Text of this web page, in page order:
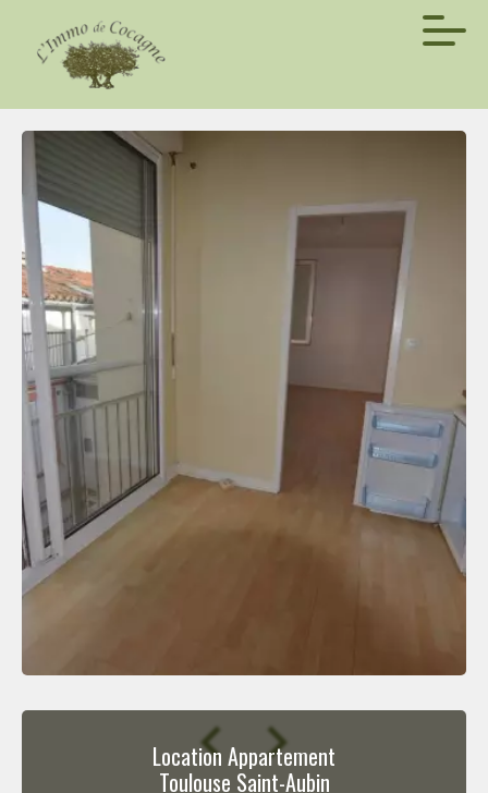
Location Appartement
Toulouse Saint-Aubin